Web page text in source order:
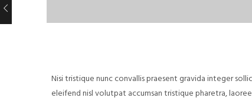
Nisi tristique nunc convallis praesent gravida integer
eleifend nisl volutpat accumsan tristique pharetra,